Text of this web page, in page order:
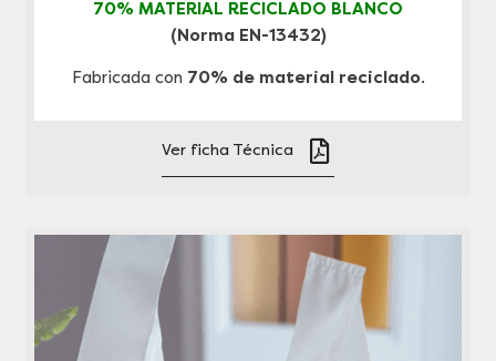
70% MATERIAL RECICLADO BLANCO
(Norma EN-13432)
Fabricada con 70% de material reciclado.
Ver ficha Técnica